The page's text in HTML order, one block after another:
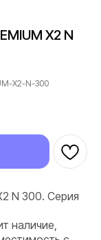
X2 N
X2-N-300
N 300. Серия
наличие,